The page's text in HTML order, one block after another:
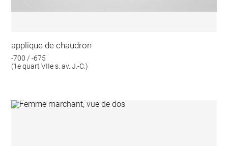
applique de chaudron
-700 / -675
(1e quart VIIe s. av. J.-C.)